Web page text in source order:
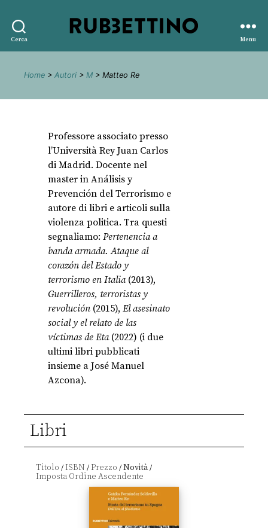
Cerca
editore
Menu
Home > Autori > M > Matteo Re
Professore associato presso
l’Università Rey Juan Carlos
di Madrid. Docente nel
master in Análisis y
Prevención del Terrorismo e
autore di libri e articoli sulla
violenza politica. Tra questi
segnaliamo: Pertenencia a
banda armada. Ataque al
corazón del Estado y
terrorismo en Italia(2013),
Guerrilleros, terroristas y
revolución (2015), El asesinato
social y el relato de las
víctimas de Eta(2022) (i due
ultimi libri pubblicati
insieme a José Manuel
Azcona).
Libri
Titolo /ISBN /Prezzo /Novità/